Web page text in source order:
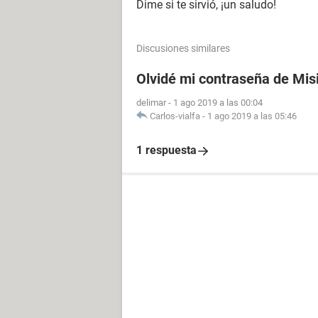
Dime si te sirvió, ¡un saludo!
Discusiones similares
Olvidé mi contraseña de
delimar - 1 ago 2019 a las 00:04
Carlos-vialfa - 1 ago 2019 a las 05:46
1 respuesta